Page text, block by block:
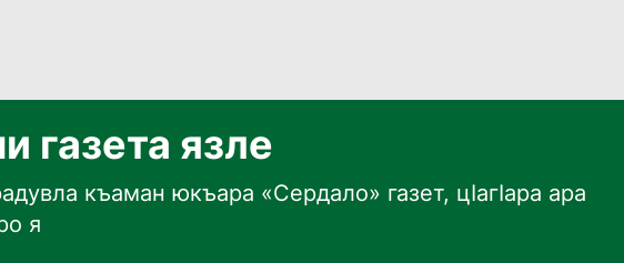
газета язле
къаман юкъара «Сердало» газет, цӀагӀара ара
я